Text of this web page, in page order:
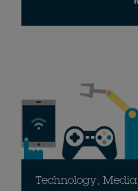
Technology,